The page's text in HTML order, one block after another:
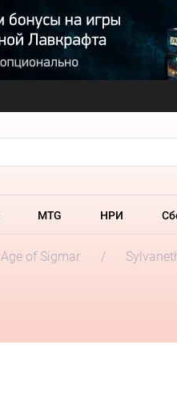
MTG НРИ
Age of Sigmar